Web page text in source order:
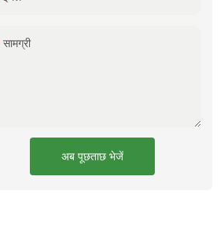
सामग्री
अब पूछताछ भेजें